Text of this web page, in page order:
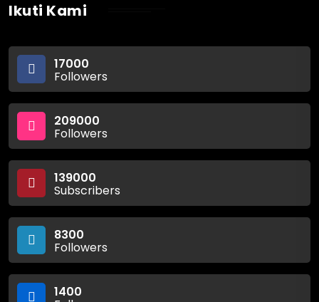
Ikuti Kami
17000
Followers
209000
Followers
139000
Subscribers
8300
Followers
1400